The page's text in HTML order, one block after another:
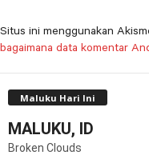
Situs ini menggunakan
bagaimana data komentar
Maluku Hari Ini
MALUKU, ID
Broken Clouds